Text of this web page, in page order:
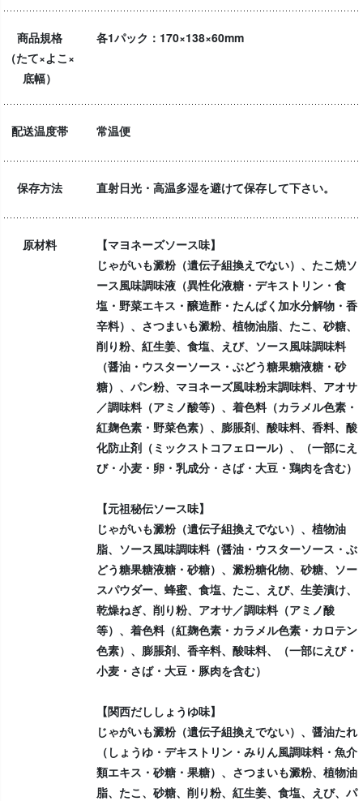
商品規格
（たて×よこ×
底幅）
各1パック：170×138×60mm
配送温度帯 常温便
保存方法 直射日光・高温多湿を避けて保存して下さい。
原材料
【マヨネーズソース味】
じゃがいも澱粉（遺伝子組換えでない）、たこ焼ソ
ース風味調味液（異性化液糖・デキストリン・食
塩・野菜エキス・醸造酢・たんぱく加水分解物・香
辛料）、さつまいも澱粉、植物油脂、たこ、砂糖、
削り粉、紅生姜、食塩、えび、ソース風味調味料
（醤油・ウスターソース・ぶどう糖果糖液糖・砂
糖）、パン粉、マヨネーズ風味粉末調味料、アオサ
／調味料（アミノ酸等）、着色料（カラメル色素・
紅麹色素・野菜色素）、膨脹剤、酸味料、香料、酸
化防止剤（ミックストコフェロール）、（一部にえ
び・小麦・卵・乳成分・さば・大豆・鶏肉を含む）
【元祖秘伝ソース味】
じゃがいも澱粉（遺伝子組換えでない）、植物油
脂、ソース風味調味料（醤油・ウスターソース・ぶ
どう糖果糖液糖・砂糖）、澱粉糖化物、砂糖、ソー
スパウダー、蜂蜜、食塩、たこ、えび、生姜漬け、
乾燥ねぎ、削り粉、アオサ／調味料（アミノ酸
等）、着色料（紅麹色素・カラメル色素・カロテン
色素）、膨脹剤、香辛料、酸味料、（一部にえび・
小麦・さば・大豆・豚肉を含む）
【関西だししょうゆ味】
じゃがいも澱粉（遺伝子組換えでない）、醤油たれ
（しょうゆ・デキストリン・みりん風調味料・魚介
類エキス・砂糖・果糖）、さつまいも澱粉、植物油
脂、たこ、砂糖、削り粉、紅生姜、食塩、えび、パ